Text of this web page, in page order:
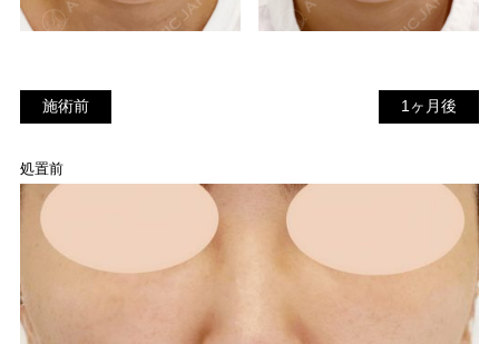
後
施術前 1ヶ月後
処置前